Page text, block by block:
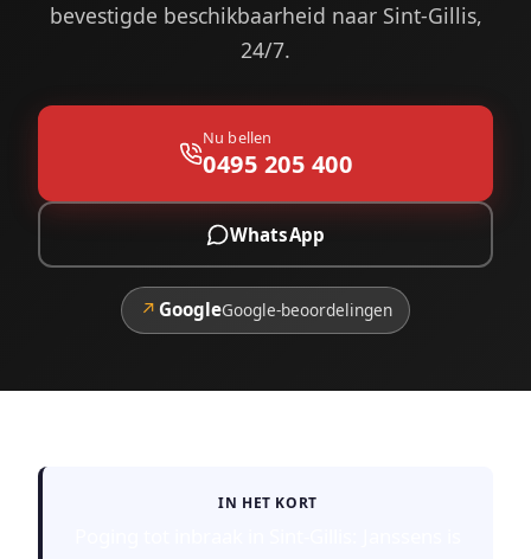
bevestigde beschikbaarheid naar Sint-Gillis,
24/7.
Nu bellen
0495 205 400
WhatsApp
↗ GoogleGoogle-beoordelingen
IN HET KORT